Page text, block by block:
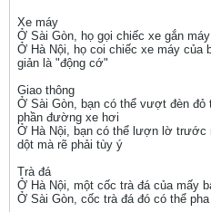
Xe máy
Ở Sài Gòn, họ gọi chiếc xe gắn
Ở Hà Nội, họ coi chiếc xe máy của
giản là "động cớ"
Giao thông
Ở Sài Gòn, bạn có thể vượt đèn
phần đường xe hơi
Ở Hà Nội, bạn có thể lượn lờ trước
dột mà rẽ phải tùy ý
Trà đá
Ở Hà Nội, một cốc trà đá của mấy
Ở Sài Gòn, cốc trà đá đó có thể